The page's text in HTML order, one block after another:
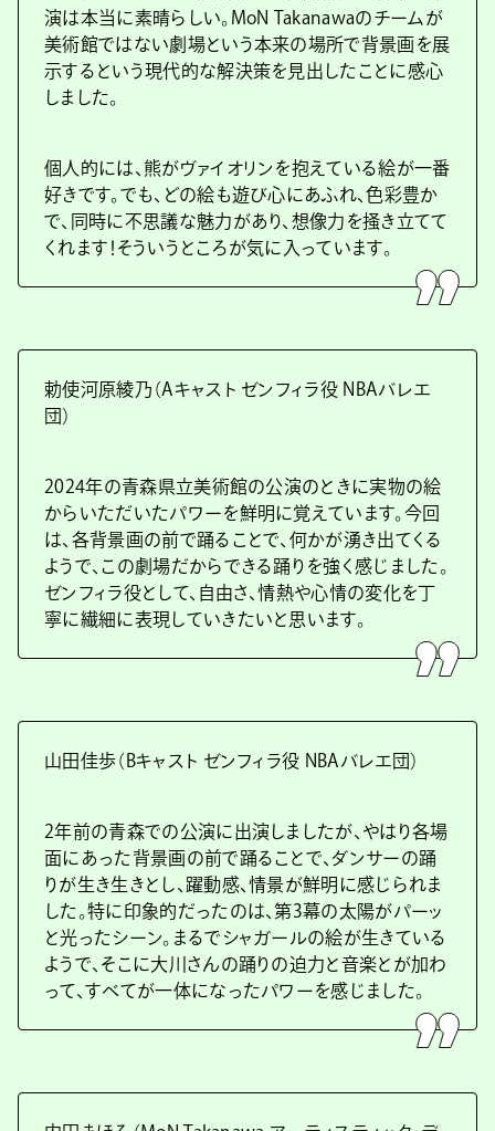
演は本当に素晴らしい。MoN Takanawaのチームが
美術館ではない劇場という本来の場所で背景画を展
示するという現代的な解決策を見出したことに感心
しました。
個人的には、熊がヴァイオリンを抱えている絵が一番
好きです。でも、どの絵も遊び心にあふれ、色彩豊か
で、同時に不思議な魅力があり、想像力を掻き立てて
くれます！そういうところが気に入っています。
勅使河原綾乃（Aキャスト ゼンフィラ役 NBAバレエ
団）
2024年の青森県立美術館の公演のときに実物の絵
からいただいたパワーを鮮明に覚えています。今回
は、各背景画の前で踊ることで、何かが湧き出てくる
ようで、この劇場だからできる踊りを強く感じました。
ゼンフィラ役として、自由さ、情熱や心情の変化を丁
寧に繊細に表現していきたいと思います。
山田佳歩（Bキャスト ゼンフィラ役 NBAバレエ団）
2年前の青森での公演に出演しましたが、やはり各場
面にあった背景画の前で踊ることで、ダンサーの踊
りが生き生きとし、躍動感、情景が鮮明に感じられま
した。特に印象的だったのは、第3幕の太陽がパーッ
と光ったシーン。まるでシャガールの絵が生きている
ようで、そこに大川さんの踊りの迫力と音楽とが加わ
って、すべてが一体になったパワーを感じました。